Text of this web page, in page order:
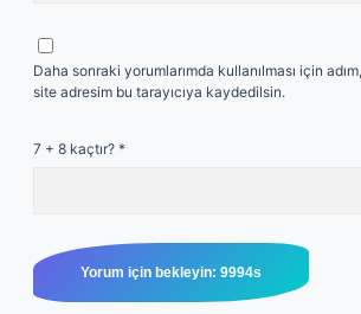
Daha sonraki yorumlarımda kullanılması için
site adresim bu tarayıcıya kaydedilsin.
7 + 8 kaçtır? *